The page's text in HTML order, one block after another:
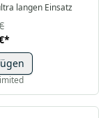
langen Einsatz
*